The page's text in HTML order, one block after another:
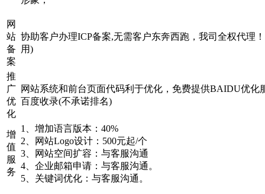
网
站
备
案
协助客户办理ICP备案,无需客户东奔西跑，我司全权代理
用)
推
广
优
化
网站系统和前台页面代码利于优化，免费提供BAIDU优化
百度收录(不承诺排名)
增
值
服
务
1、增加语言版本：40%
2、网站Logo设计：500元起/个
3、网站空间扩容：与客服沟通
4、企业邮箱申请：与客服沟通。
5、关键词优化：与客服沟通。